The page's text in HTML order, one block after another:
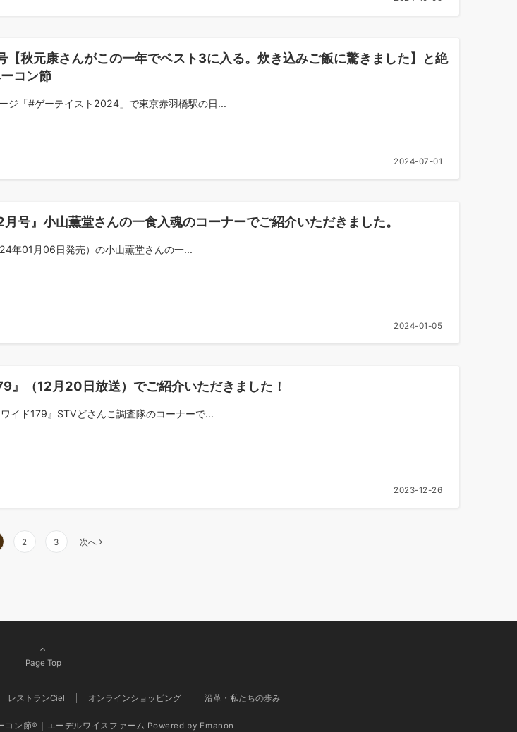
秋元康さんがこの一年でベスト3に入る。炊き込みご飯に驚きました】と絶
コン節
ジ「#ゲーテイスト2024」で東京赤羽橋駅の日...
2024-07-01
』小山薫堂さんの一食入魂のコーナーでご紹介いただきました。
年01月06日発売）の小山薫堂さんの一...
2024-01-05
』（12月20日放送）でご紹介いただきました！
イド179』STVどさんこ調査隊のコーナーで...
2023-12-26
2 3 次へ
Page Top
レストランCiel オンラインショッピング 沿革・私たちの歩み
ン節®｜エーデルワイスファーム Powered by Emanon